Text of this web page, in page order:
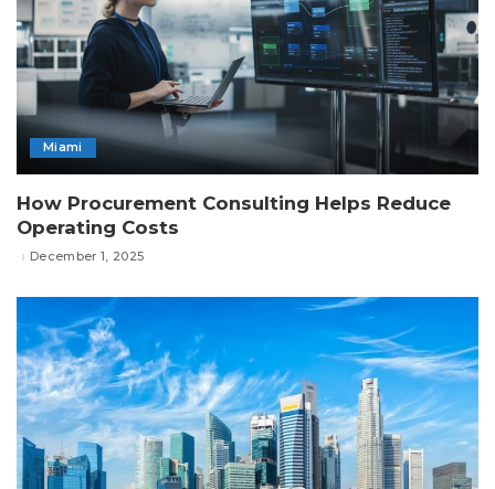
Miami
How Procurement Consulting Helps Reduce
Operating Costs
December 1, 2025